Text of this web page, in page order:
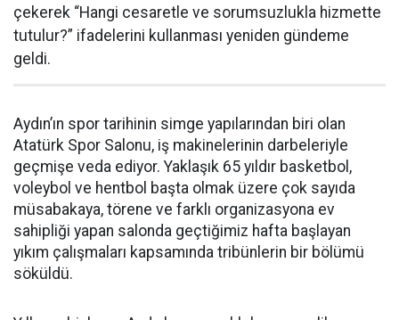
çekerek “Hangi cesaretle ve sorumsuzlukla hizmette
tutulur?” ifadelerini kullanması yeniden gündeme
geldi.
Aydın’ın spor tarihinin simge yapılarından biri olan
Atatürk Spor Salonu, iş makinelerinin darbeleriyle
geçmişe veda ediyor. Yaklaşık 65 yıldır basketbol,
voleybol ve hentbol başta olmak üzere çok sayıda
müsabakaya, törene ve farklı organizasyona ev
sahipliği yapan salonda geçtiğimiz hafta başlayan
yıkım çalışmaları kapsamında tribünlerin bir bölümü
söküldü.